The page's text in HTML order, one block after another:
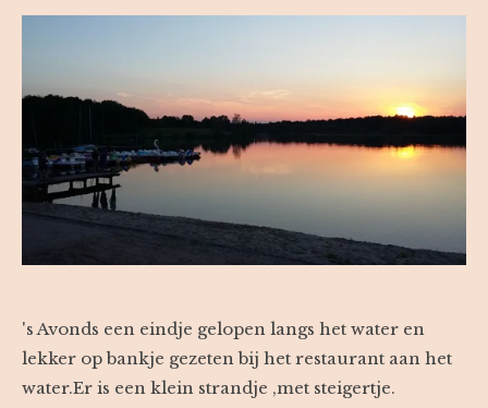
's Avonds een eindje gelopen langs het water en
lekker op bankje gezeten bij het restaurant aan het
water.Er is een klein strandje ,met steigertje.